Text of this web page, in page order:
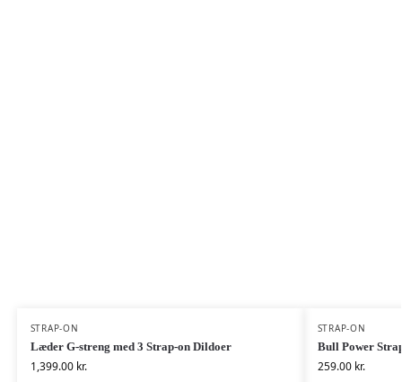
STRAP-ON
Læder G-streng med 3 Strap-on Dildoer
1,399.00 kr.
STRAP-ON
Bull Power
259.00 kr.